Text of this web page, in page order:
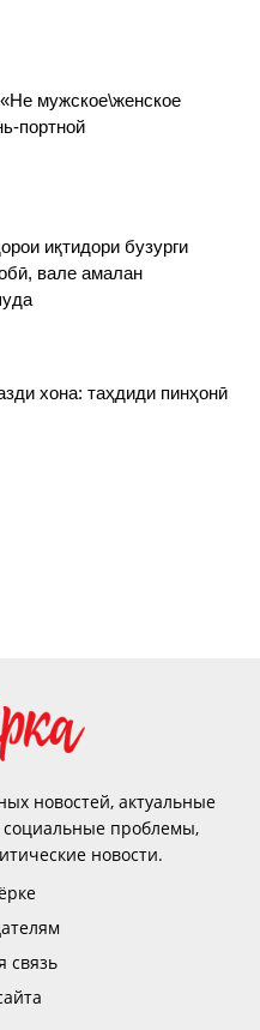
мужское\женское
портной
иқтидори бузурги
вале амалан
хона: таҳдиди пинҳонӣ
новостей, актуальные
проблемы,
новости.
связь